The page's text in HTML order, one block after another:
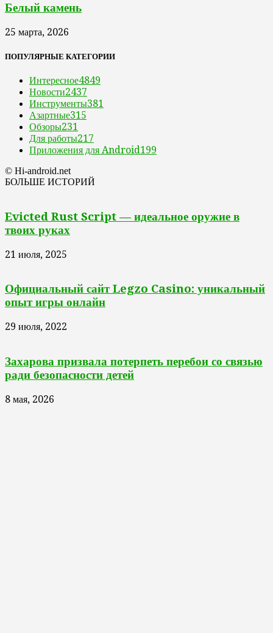
Белый камень
25 марта, 2026
ПОПУЛЯРНЫЕ КАТЕГОРИИ
Интересное4849
Новости2437
Инструменты381
Азартные315
Обзоры231
Для работы217
Приложения для Android199
© Hi-android.net
БОЛЬШЕ ИСТОРИЙ
Evicted Rust Script — идеальное оружие в
твоих руках
21 июля, 2025
Официальный сайт Legzo Casino: уникальный
опыт игры онлайн
29 июля, 2022
Захарова призвала потерпеть перебои со связью
ради безопасности детей
8 мая, 2026